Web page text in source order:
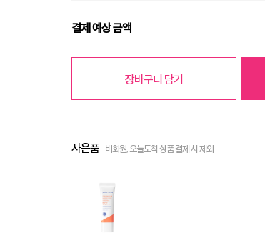
결제 예상 금액
장바구니 담기
사은품 비회원, 오늘도착 상품 결제시 제외